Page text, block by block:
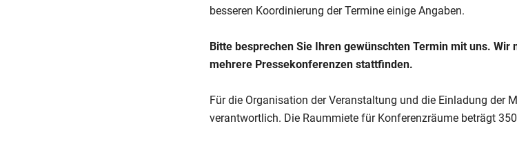
besseren Koordinierung der Termine einige Angaben.
Bitte besprechen Sie Ihren gewünschten Termin mit uns.
mehrere Pressekonferenzen stattfinden.
Für die Organisation der Veranstaltung und die Einladung der
verantwortlich. Die Raummiete für Konferenzräume beträgt 350